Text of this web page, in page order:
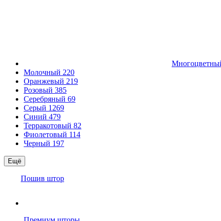
Молочный 220
Оранжевый 219
Розовый 385
Серебряный 69
Серый 1269
Синий 479
Терракотовый 82
Фиолетовый 114
Черный 197
Ещё
Пошив штор